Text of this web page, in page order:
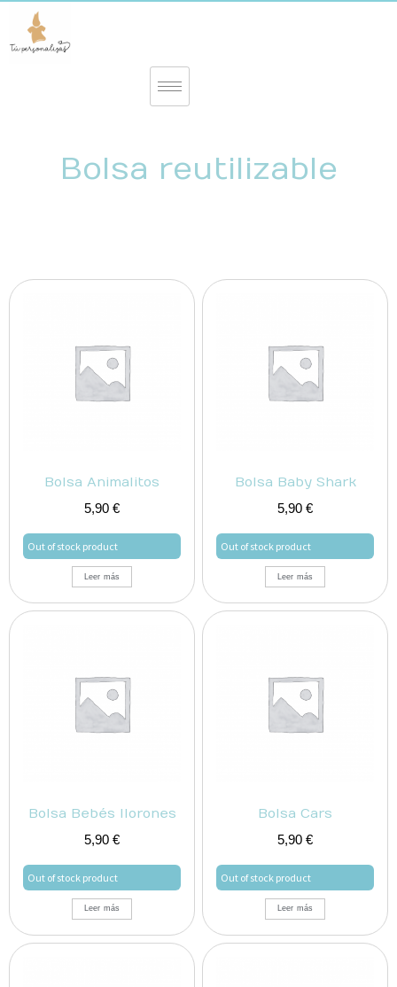
Bolsa reutilizable
Bolsa Animalitos
5,90 €
Out of stock product
Leer más
Bolsa Baby Shark
5,90 €
Out of stock product
Leer más
Bolsa Bebés llorones
5,90 €
Out of stock product
Leer más
Bolsa Cars
5,90 €
Out of stock product
Leer más